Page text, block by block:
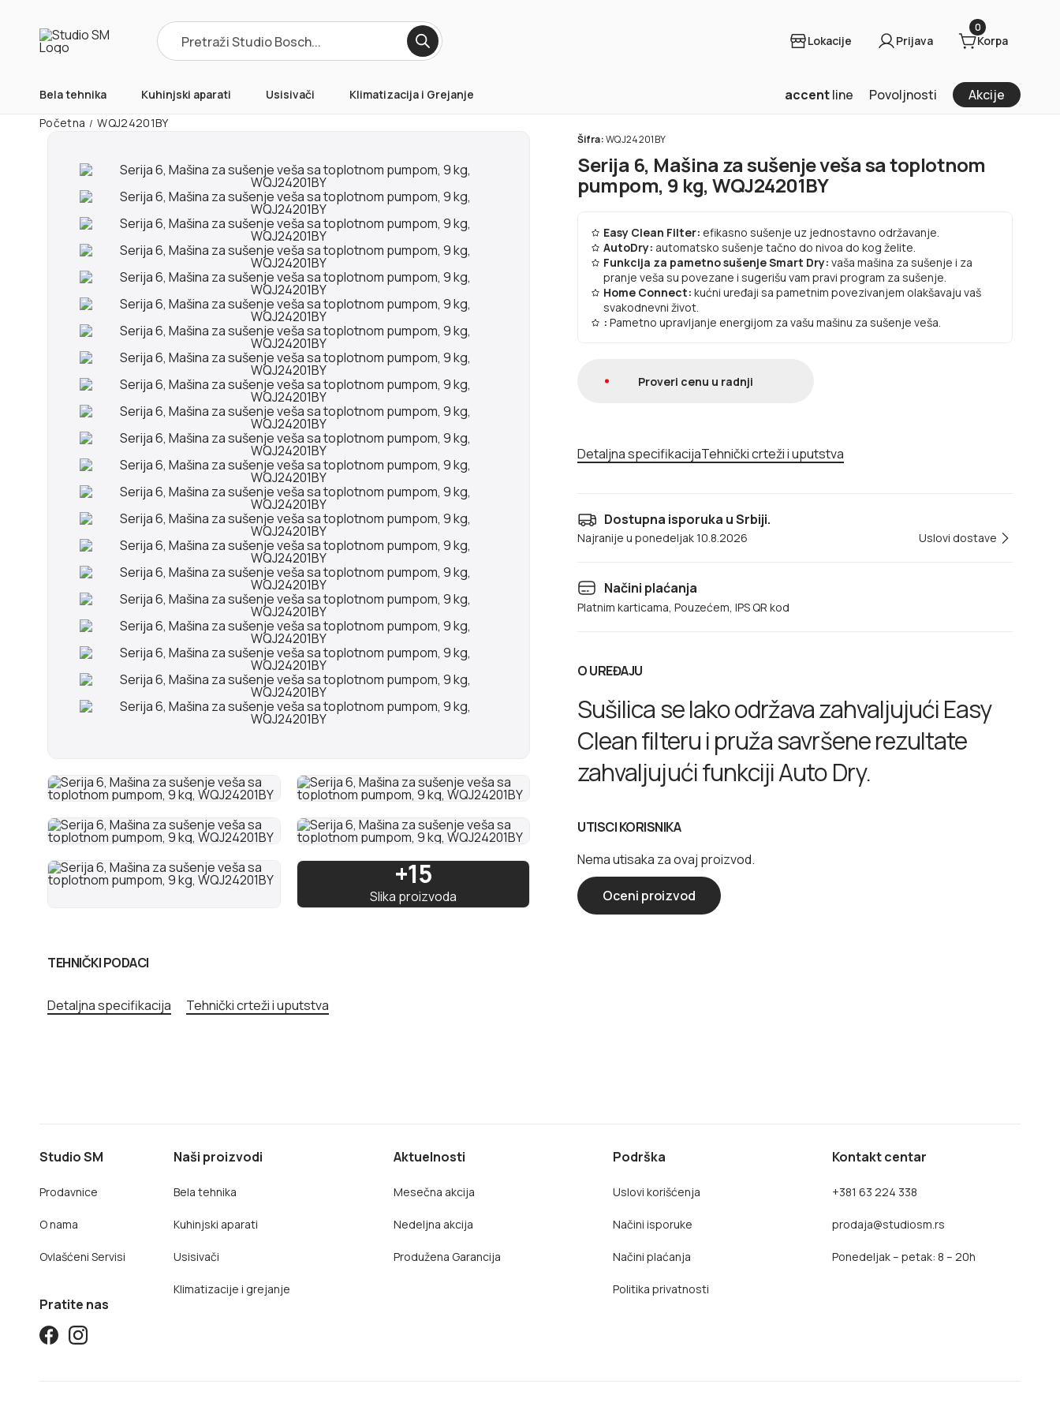
Products
search Lokacije Prijava
0
Korpa
Bela tehnika Kuhinjski aparati Usisivači Klimatizacija i Grejanje accentline Povoljnosti Akcije
Početna / WQJ24201BY
+15
Slika proizvoda
TEHNIČKI PODACI
Detaljna specifikacija Tehnički crteži i uputstva
Šifra:WQJ24201BY
Serija 6, Mašina za sušenje veša sa toplotnom
pumpom, 9 kg, WQJ24201BY
Easy Clean Filter: efikasno sušenje uz jednostavno održavanje.
AutoDry: automatsko sušenje tačno do nivoa do kog želite.
Funkcija za pametno sušenje Smart Dry: vaša mašina za sušenje i za
pranje veša su povezane i sugerišu vam pravi program za sušenje.
Home Connect: kućni uređaji sa pametnim povezivanjem olakšavaju vaš
svakodnevni život.
: Pametno upravljanje energijom za vašu mašinu za sušenje veša.
Proveri cenu u radnji
Detaljna specifikacijaTehnički crteži i uputstva
Dostupna isporuka u Srbiji.
Najranije u ponedeljak 10.8.2026 Uslovi dostave
Načini plaćanja
Platnim karticama, Pouzećem, IPS QR kod
O UREĐAJU
Sušilica se lako održava zahvaljujući Easy
Clean filteru i pruža savršene rezultate
zahvaljujući funkciji Auto Dry.
UTISCI KORISNIKA
Nema utisaka za ovaj proizvod.
Oceni proizvod
Studio SM
Prodavnice
O nama
Ovlašćeni Servisi
Pratite nas
Naši proizvodi
Bela tehnika
Kuhinjski aparati
Usisivači
Klimatizacije i grejanje
Aktuelnosti
Mesečna akcija
Nedeljna akcija
Produžena Garancija
Podrška
Uslovi korišćenja
Načini isporuke
Načini plaćanja
Politika privatnosti
Kontakt centar
+381 63 224 338
prodaja@studiosm.rs
Ponedeljak – petak: 8 – 20h